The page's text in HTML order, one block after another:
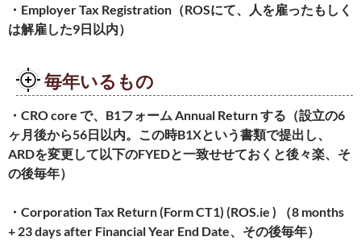
・Employer Tax Registration（ROSにて、人を雇ったもしく
は解雇した9日以内）
毎年いるもの
・CRO core で、B1フォーム Annual Return する（設立の6
ヶ月後から56日以内。この時B1Xという書類で提出し、
ARDを変更して以下のFYEDと一致せせておくと後々楽、そ
の後毎年）
・Corporation Tax Return (Form CT1) (ROS.ie ) （8 months
+ 23 days after Financial Year End Date、その後毎年）